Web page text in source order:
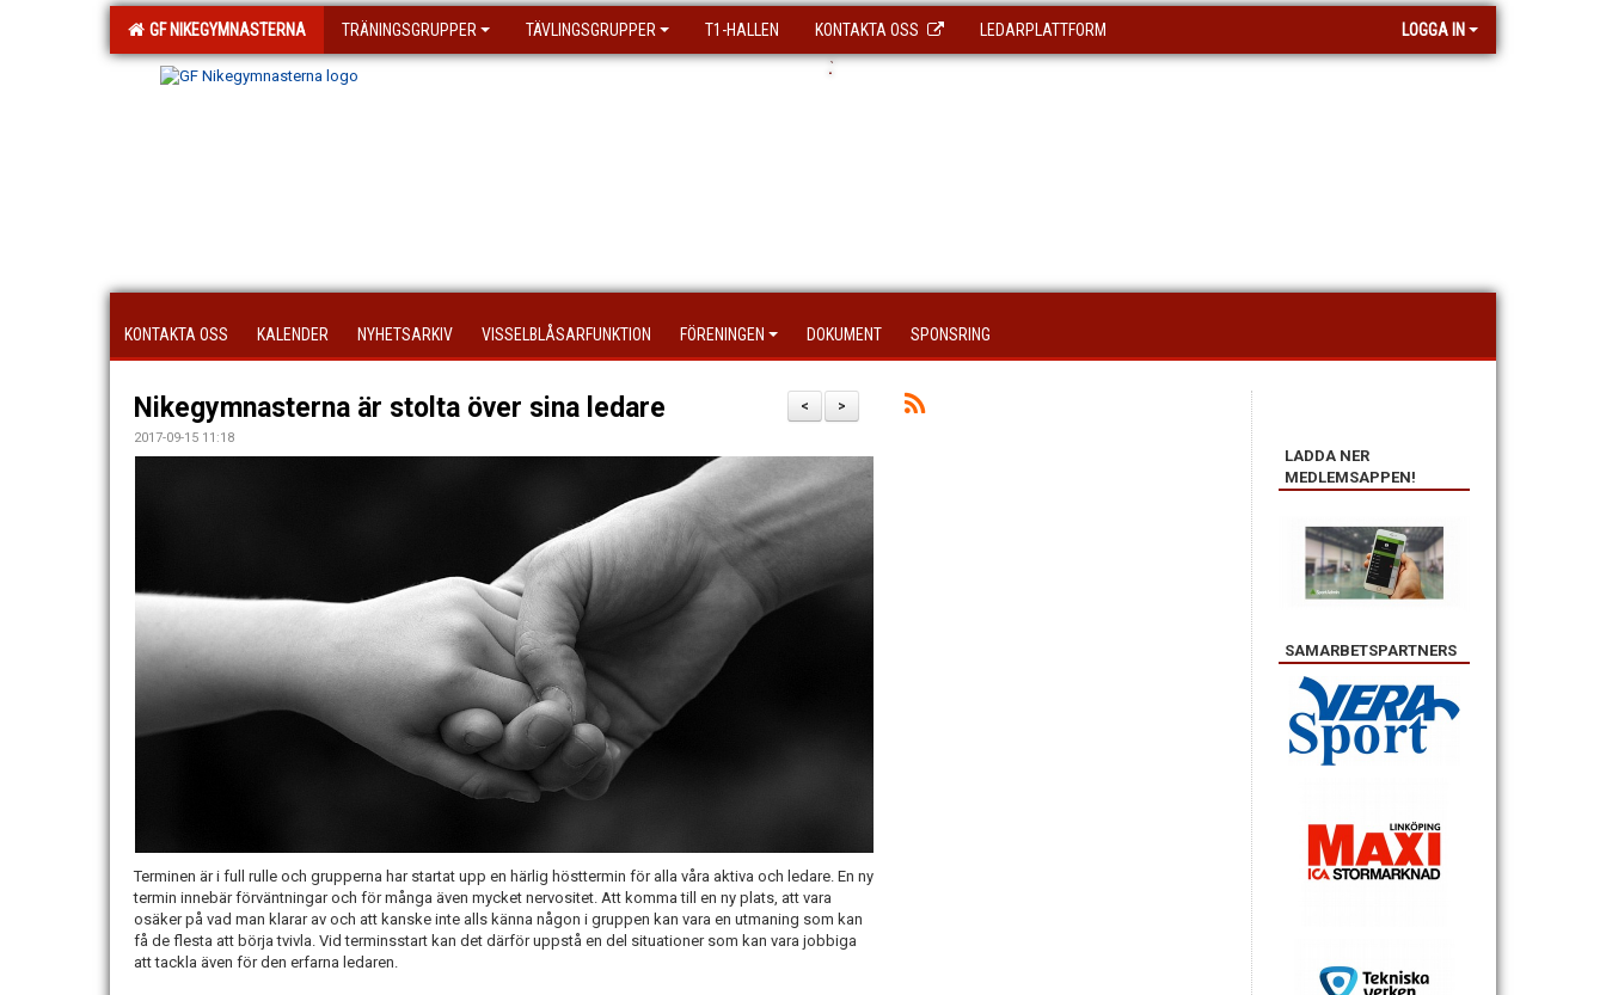
GF NIKEGYMNASTERNA TRÄNINGSGRUPPER TÄVLINGSGRUPPER T1-HALLEN KONTAKTA OSS LEDARPLATTFORM LOGGA IN
.`
KONTAKTA OSS KALENDER NYHETSARKIV VISSELBLÅSARFUNKTION FÖRENINGEN DOKUMENT SPONSRING
>
<
Nikegymnasterna är stolta över sina ledare
2017-09-15 11:18
Terminen är i full rulle och grupperna har startat upp en härlig hösttermin för alla våra aktiva och ledare. En ny
termin innebär förväntningar och för många även mycket nervositet. Att komma till en ny plats, att vara
osäker på vad man klarar av och att kanske inte alls känna någon i gruppen kan vara en utmaning som kan
få de flesta att börja tvivla. Vid terminsstart kan det därför uppstå en del situationer som kan vara jobbiga
att tackla även för den erfarna ledaren.
LADDA NER
MEDLEMSAPPEN!
SAMARBETSPARTNERS